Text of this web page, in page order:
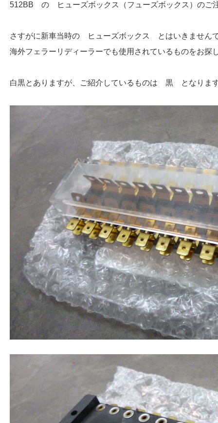
512BB の ヒューズボックス（フューズボックス）のご
さすがに新車当時の ヒューズボックス とはいきません
海外フェラーリディーラーでも使用されているものをお探
白黒とありますが、ご紹介しているものは 黒 となりま